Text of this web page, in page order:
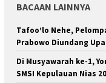
BACAAN LAINNYA
Tafoo’lo Nehe,
Prabowo Diundang
Di Musyawarah ke-1,
SMSI Kepulauan Nias